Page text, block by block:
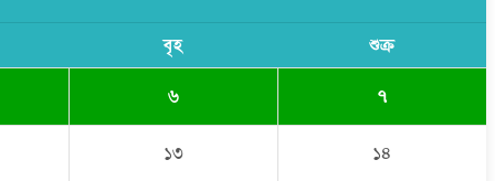
বৃহ শুক্র
৬ ৭
১৩ ১৪